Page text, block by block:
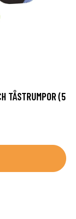
TÅSTRUMPOR (5